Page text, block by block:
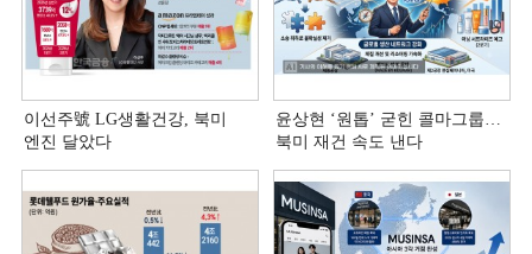
이선주號 LG생활건강, 북미
엔진 달았다
윤상현 ‘원톱ʼ 굳힌 콜마그룹…
북미 재건 속도 낸다